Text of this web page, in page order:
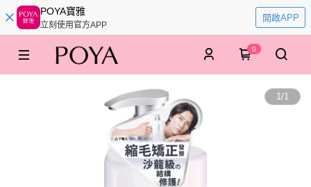
POYA寶雅
立刻使用官方APP
開啟APP
0
1/1